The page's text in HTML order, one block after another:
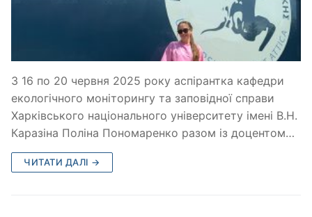
З 16 по 20 червня 2025 року аспірантка кафедри
екологічного моніторингу та заповідної справи
Харківського національного університету імені В.Н.
Каразіна Поліна Пономаренко разом із доцентом…
ЧИТАТИ ДАЛІ →